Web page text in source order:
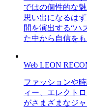
ではの個性的な
思い出になるは
間を演出する“ハ
た中から自信を
Web LEON
ファッションや
ィー、エレクト
がさまざまなジ